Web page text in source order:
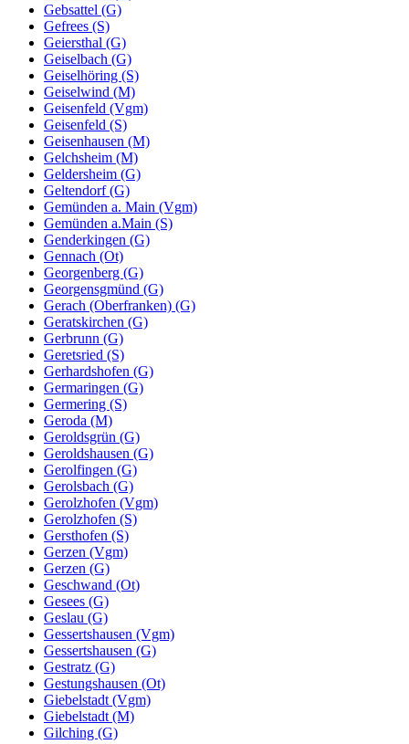
Gebsattel (G)
Gefrees (S)
Geiersthal (G)
Geiselbach (G)
Geiselhöring (S)
Geiselwind (M)
Geisenfeld (Vgm)
Geisenfeld (S)
Geisenhausen (M)
Gelchsheim (M)
Geldersheim (G)
Geltendorf (G)
Gemünden a. Main (Vgm)
Gemünden a.Main (S)
Genderkingen (G)
Gennach (Ot)
Georgenberg (G)
Georgensgmünd (G)
Gerach (Oberfranken) (G)
Geratskirchen (G)
Gerbrunn (G)
Geretsried (S)
Gerhardshofen (G)
Germaringen (G)
Germering (S)
Geroda (M)
Geroldsgrün (G)
Geroldshausen (G)
Gerolfingen (G)
Gerolsbach (G)
Gerolzhofen (Vgm)
Gerolzhofen (S)
Gersthofen (S)
Gerzen (Vgm)
Gerzen (G)
Geschwand (Ot)
Gesees (G)
Geslau (G)
Gessertshausen (Vgm)
Gessertshausen (G)
Gestratz (G)
Gestungshausen (Ot)
Giebelstadt (Vgm)
Giebelstadt (M)
Gilching (G)